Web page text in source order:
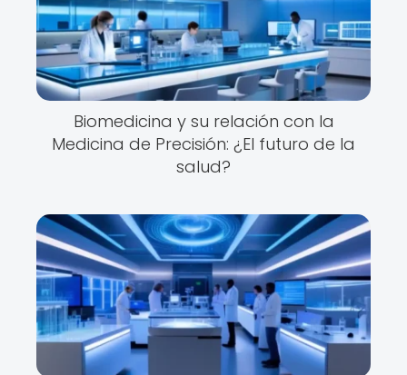
Biomedicina y su relación con la
Medicina de Precisión: ¿El futuro de la
salud?